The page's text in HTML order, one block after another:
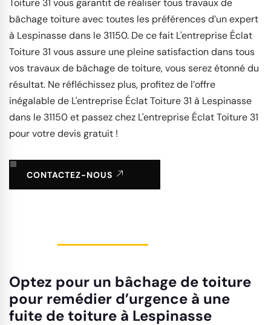
Toiture 31 vous garantit de réaliser tous travaux de
bâchage toiture avec toutes les préférences d’un expert
à Lespinasse dans le 31150. De ce fait L'entreprise Éclat
Toiture 31 vous assure une pleine satisfaction dans tous
vos travaux de bâchage de toiture, vous serez étonné du
résultat. Ne réfléchissez plus, profitez de l’offre
inégalable de L'entreprise Éclat Toiture 31 à Lespinasse
dans le 31150 et passez chez L'entreprise Éclat Toiture 31
pour votre devis gratuit !
CONTACTEZ-NOUS
Optez pour un bâchage de toiture
pour remédier d’urgence à une
fuite de toiture à Lespinasse